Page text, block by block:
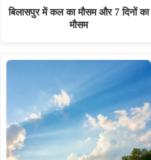
बिलासपुर में कल का मौसम और 7 दिनों का
मौसम